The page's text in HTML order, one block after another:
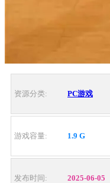
资源分类: PC游戏
游戏容量: 1.9 G
发布时间: 2025-06-05